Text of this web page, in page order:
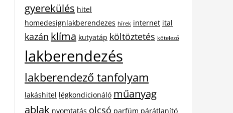
gyerekülés hitel
homedesignlakberendezes hírek internet ital
kazán klíma kutyatáp költöztetés kötelező
lakberendezés
lakberendező tanfolyam
lakáshitel légkondicionáló műanyag
ablak nyomtatás olcsó parfüm párátlanító